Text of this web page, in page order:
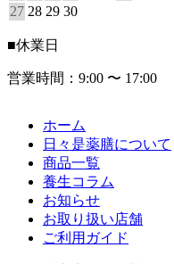
27 28 29 30
■休業日
営業時間：9:00 〜 17:00
ホーム
日々是薬膳について
商品一覧
養生コラム
お知らせ
お取り扱い店舗
ご利用ガイド